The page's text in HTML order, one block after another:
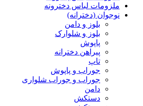
ملزومات لباس دخترونه
نوجوان (دخترانه)
بلوز و دامن
بلوز و شلوارک
پاپوش
پیراهن دخترانه
تاپ
جوراب و پاپوش
جوراب و جوراب شلواری
دامن
دستکش